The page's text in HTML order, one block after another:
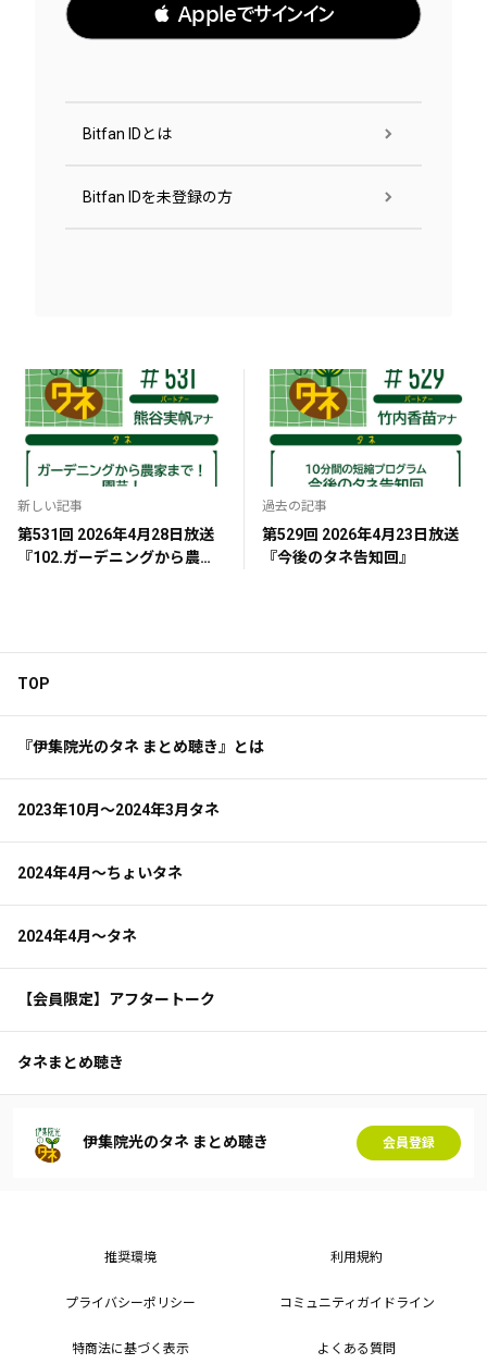
 Appleでサインイン
Bitfan IDとは
Bitfan IDを未登録の方
新しい記事
第531回 2026年4月28日放送
『102.ガーデニングから農家
過去の記事
第529回 2026年4月23日放送
『今後のタネ告知回』
TOP
『伊集院光のタネ まとめ聴き』とは
2023年10月～2024年3月タネ
2024年4月～ちょいタネ
2024年4月～タネ
【会員限定】アフタートーク
タネまとめ聴き
伊集院光のタネ まとめ聴き 会員登録
推奨環境 利用規約
プライバシーポリシー コミュニティガイドライン
特商法に基づく表示 よくある質問